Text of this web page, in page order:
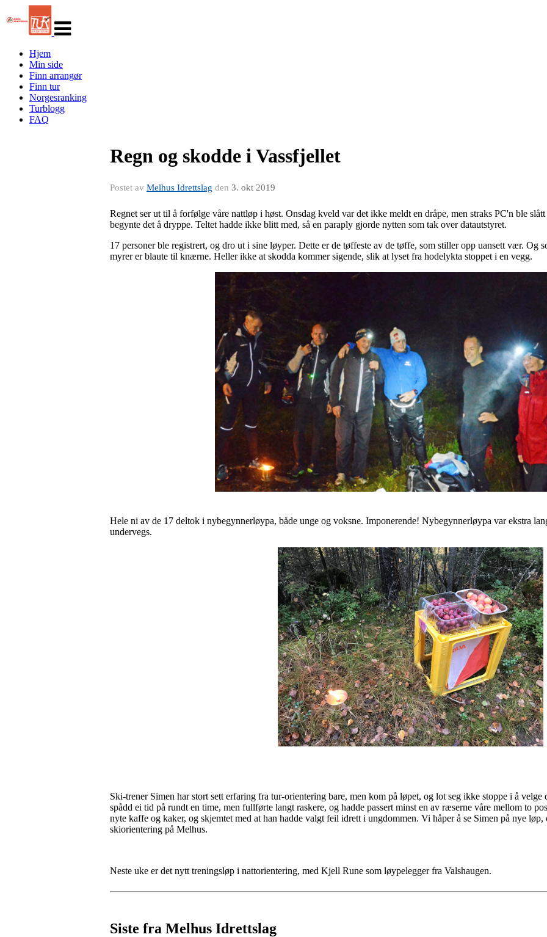
navigasjon
Hjem
Min side
Finn arrangør
Finn tur
Norgesranking
Turblogg
FAQ
Regn og skodde i Vassfjellet
Postet av Melhus Idrettslag den 3. okt 2019
Regnet ser ut til å forfølge våre nattløp i høst. Onsdag kveld var det ikke meldt en dråpe, men straks PC'n ble
begynte det å dryppe. Teltet hadde ikke blitt med, så en paraply gjorde nytten som tak over datautstyret.
17 personer ble registrert, og dro ut i sine løyper. Dette er de tøffeste av de tøffe, som stiller opp uansett vær. Og s
myrer er blaute til knærne. Heller ikke at skodda kommersigende, slik at lyset fra hodelykta stoppet i en vegg.
Hele ni av de 17 deltok i nybegynnerløypa, både unge og voksne. Imponerende! Nybegynnerløypa var ekstra
undervegs.
Ski-trener Simen har stort sett erfaring fra tur-orientering bare, men kom på løpet, og lot seg ikke stoppe i å velge
spådd ei tid på rundt en time, men fullførte langt raskere, og hadde passert minst en av ræserne våre mellom to
nyte kaffe og kaker, og skjemtet med at han hadde valgt feil idrett i ungdommen. Vi håper å se Simen på nye løp,
skiorientering på Melhus.
Neste uke er det nytt treningsløp i nattorientering, med Kjell Rune som løypelegger fra Valshaugen.
Siste fra Melhus Idrettslag